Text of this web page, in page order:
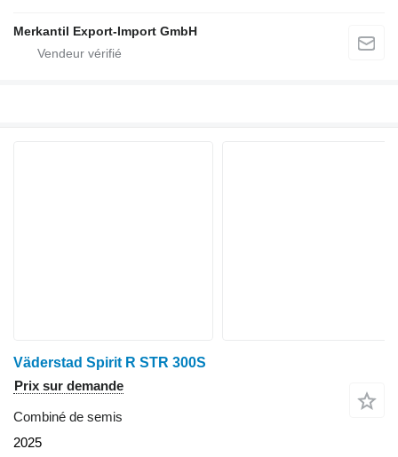
Merkantil Export-Import GmbH
Väderstad Spirit R STR 300S
Prix sur demande
Combiné de semis
2025